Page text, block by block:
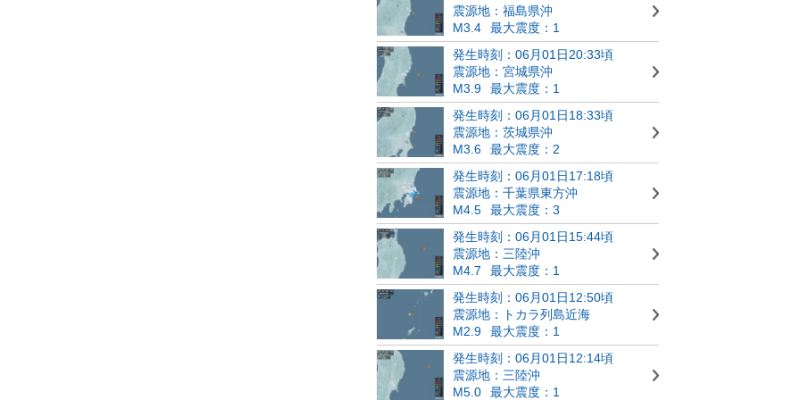
震源地：福島県沖
M3.4
最大震度：1
発生時刻：06月01日20:33頃
震源地：宮城県沖
M3.9
最大震度：1
発生時刻：06月01日18:33頃
震源地：茨城県沖
M3.6
最大震度：2
発生時刻：06月01日17:18頃
震源地：千葉県東方沖
M4.5
最大震度：3
発生時刻：06月01日15:44頃
震源地：三陸沖
M4.7
最大震度：1
発生時刻：06月01日12:50頃
震源地：トカラ列島近海
M2.9
最大震度：1
発生時刻：06月01日12:14頃
震源地：三陸沖
M5.0
最大震度：1